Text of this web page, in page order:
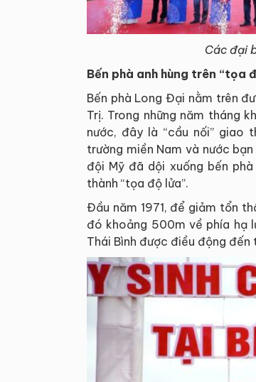
Các đại
Bến phà anh hùng trên “tọa
Bến phà Long Đại nằm trên
Trị. Trong những năm tháng
nước, đây là “cầu nối” giao
trường miền Nam và nước
đội Mỹ đã dội xuống bến
thành “tọa độ lửa”.
Đầu năm 1971, để giảm tổn
đó khoảng 500m về phía hạ
Thái Bình được điều động